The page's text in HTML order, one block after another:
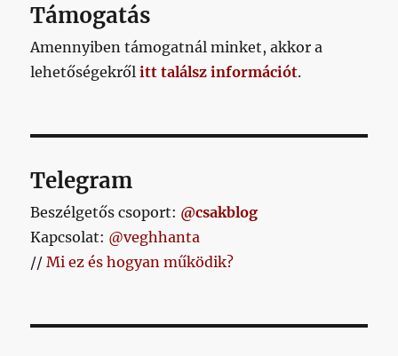
Támogatás
Amennyiben támogatnál minket, akkor a
lehetőségekrőlitt találsz információt.
Telegram
Beszélgetős csoport: @csakblog
Kapcsolat: @veghhanta
//Mi ez és hogyan működik?